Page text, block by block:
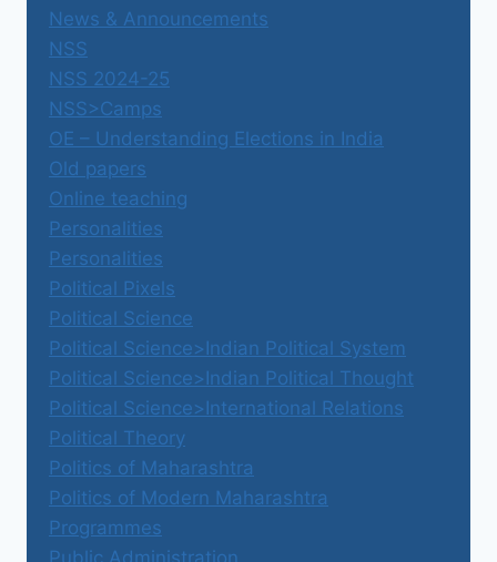
News & Announcements
NSS
NSS 2024-25
NSS>Camps
OE – Understanding Elections in India
Old papers
Online teaching
Personalities
Personalities
Political Pixels
Political Science
Political Science>Indian Political System
Political Science>Indian Political Thought
Political Science>International Relations
Political Theory
Politics of Maharashtra
Politics of Modern Maharashtra
Programmes
Public Administration